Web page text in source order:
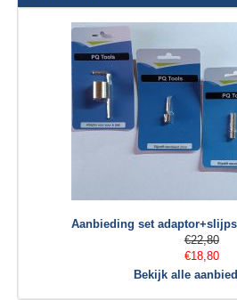
Aanbieding set
€22,80
€18,80
Bekijk alle